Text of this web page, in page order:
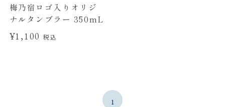
梅乃宿ロゴ入りオリジ
ナルタンブラー 350mL
¥1,100税込
1